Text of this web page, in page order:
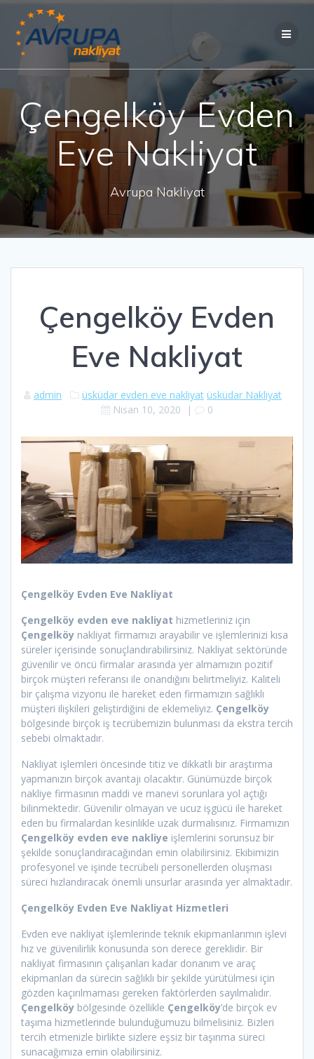
Çengelköy Evden
Eve Nakliyat
Avrupa Nakliyat
Çengelköy Evden
Eve Nakliyat
admin üsküdar evden eve nakliyat üsküdar Nakliyat
Nisan 10, 2020 | 0
Çengelköy Evden Eve Nakliyat
Çengelköy evden eve nakliyat hizmetleriniz için
Çengelköy nakliyat firmamızı arayabilir ve işlemlerinizi kısa
süreler içerisinde sonuçlandırabilirsiniz. Nakliyat sektöründe
güvenilir ve öncü firmalar arasında yer almamızın pozitif
birçok müşteri referansı ile onandığını belirtmeliyiz. Kaliteli
bir çalışma vizyonu ile hareket eden firmamızın sağlıklı
müşteri ilişkileri geliştirdiğini de eklemeliyiz. Çengelköy
bölgesinde birçok iş tecrübemizin bulunması da ekstra tercih
sebebi olmaktadır.
Nakliyat işlemleri öncesinde titiz ve dikkatli bir araştırma
yapmanızın birçok avantajı olacaktır. Günümüzde birçok
nakliye firmasının maddi ve manevi sorunlara yol açtığı
bilinmektedir. Güvenilir olmayan ve ucuz işgücü ile hareket
eden bu firmalardan kesinlikle uzak durmalısınız. Firmamızın
Çengelköy evden eve nakliye işlemlerini sorunsuz bir
şekilde sonuçlandıracağından emin olabilirsiniz. Ekibimizin
profesyonel ve işinde tecrübeli personellerden oluşması
süreci hızlandıracak önemli unsurlar arasında yer almaktadır.
Çengelköy Evden Eve Nakliyat Hizmetleri
Evden eve nakliyat işlemlerinde teknik ekipmanlarımın işlevi
hız ve güvenilirlik konusunda son derece gereklidir. Bir
nakliyat firmasının çalışanları kadar donanım ve araç
ekipmanları da sürecin sağlıklı bir şekilde yürütülmesi için
gözden kaçırılmaması gereken faktörlerden sayılmalıdır.
Çengelköy bölgesinde özellikle Çengelköy’de birçok ev
taşıma hizmetlerinde bulunduğumuzu bilmelisiniz. Bizleri
tercih etmenizle birlikte sizlere eşsiz bir taşınma süreci
sunacağımıza emin olabilirsiniz.